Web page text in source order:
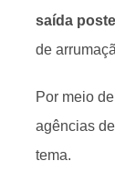
saída
de
Por meio
agências
tema.